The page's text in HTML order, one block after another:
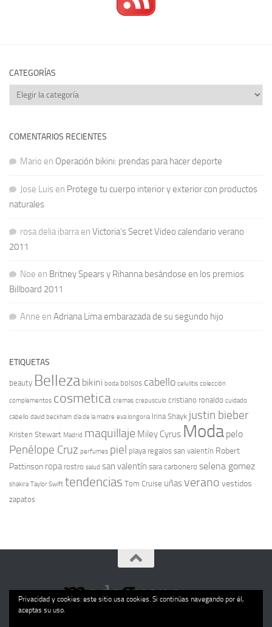
CATEGORÍAS
Categorías
COMENTARIOS RECIENTES
Mario en Operación bikini: prendas para hacer deporte
Jose Luis en Protege tu cuerpo interior y exterior con productos
naturales
rosa delia ibarraen Victoria’s Secret Video calendario verano
2011
Noe en Britney Spears y Rihanna besándose en los premios
Billboard 2011
Anne en Adriana Lima embarazada de su segundo hijo
ETIQUETAS
beauty Belleza bikini boda bolsos cabello celulitis colección
complementos cosmetica cremas crepusculo cristiano ronaldo cuidado
cabello david beckham día de la madre eva longoria Irina Shayk justin bieber
Kristen Stewart Madrid maquillaje Miley Cyrus Moda pelo
Penélope Cruz perfumes piel playa regalos san valentín Robert
Pattinson ropa rostro salud san valentín sara carbonero selena gomez
shakira Taylor Swift tendencias Tom Cruise uñasverano vestidos
zapatos
Privacidad y cookies: este sitio usa cookies. Si continúas navegando por él,
aceptas su uso.